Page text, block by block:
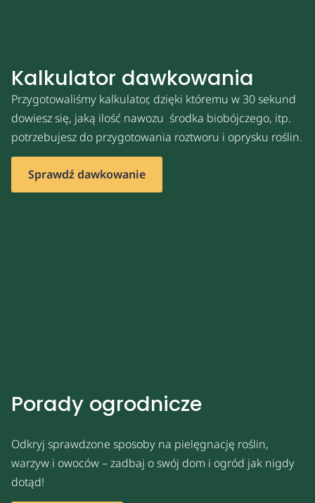
Kalkulator dawkowania
Przygotowaliśmy kalkulator, dzięki któremu w 30 sekund
dowiesz się, jaką ilość nawozu środka biobójczego, itp.
potrzebujesz do przygotowania roztworu i oprysku roślin.
Sprawdź dawkowanie
Porady ogrodnicze
Odkryj sprawdzone sposoby na pielęgnację roślin,
warzyw i owoców – zadbaj o swój dom i ogród jak nigdy
dotąd!